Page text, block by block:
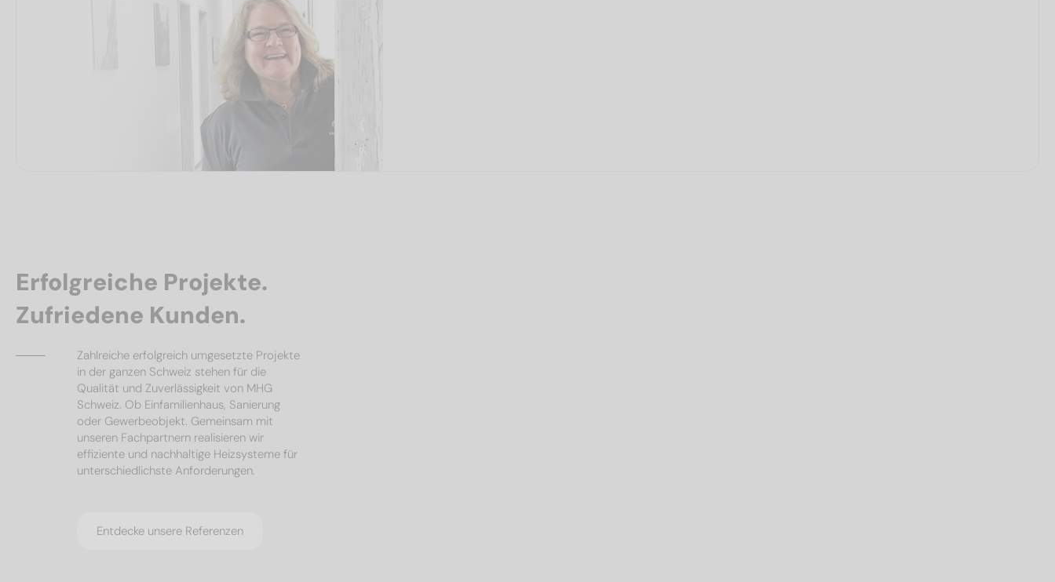
Erfolgreiche Projekte.
Zufriedene Kunden.
Zahlreiche erfolgreich umgesetzte Projekte
in der ganzen Schweiz stehen für die
Qualität und Zuverlässigkeit von MHG
Schweiz. Ob Einfamilienhaus, Sanierung
oder Gewerbeobjekt. Gemeinsam mit
unseren Fachpartnern realisieren wir
effiziente und nachhaltige Heizsysteme für
unterschiedlichste Anforderungen.
Entdecke unsere Referenzen